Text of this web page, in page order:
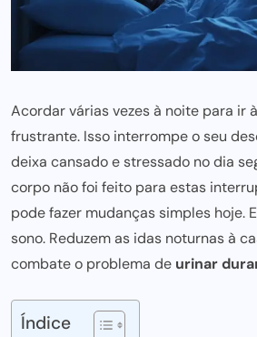
Acordar várias vezes à noite para ir
frustrante. Isso interrompe o seu
deixa cansado e stressado no dia
corpo nãofoi feito para estas
pode fazer mudanças simples hoje.
sono. Reduzem as idas noturnas à
combate o problema de urinar
Índice